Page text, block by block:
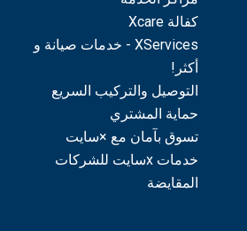
كفالة Xcare
XServices - خدمات صيانة و
أكثر!
التوصيل والتركيب السريع
حماية المشتري
تسوق بآمان مع ×سايت
خدمات xسايت للشركات
المقايضة